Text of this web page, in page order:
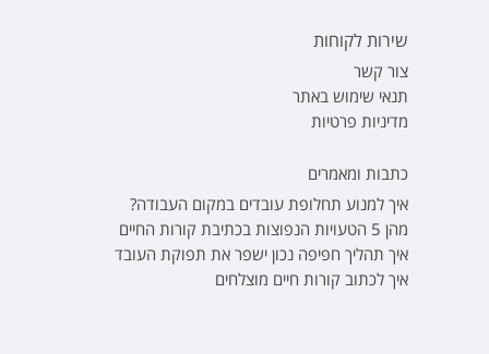
שירות לקוחות
צור קשר
תנאי שימוש באתר
מדיניות פרטיות
כתבות ומאמרים
איך למנוע תחלופת עובדים במקום העבודה?
מהן 5 הטעויות הנפוצות בכתיבת קורות החיים
איך תהליך חפיפה נכון ישפר את תפוקת העובד
איך לכתוב קורות חיים מוצלחים